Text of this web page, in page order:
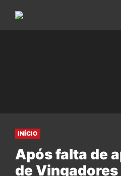
INÍCIO
Após falta de
de